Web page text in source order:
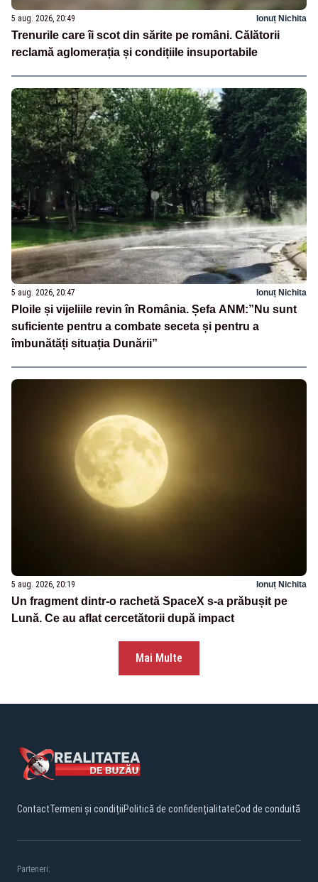
5 aug. 2026, 20:49 Ionuț Nichita
Trenurile care îi scot din sărite pe români. Călătorii
reclamă aglomerația și condițiile insuportabile
5 aug. 2026, 20:47 Ionuț Nichita
Ploile și vijeliile revin în România. Șefa ANM:”Nu sunt
suficiente pentru a combate seceta și pentru a
îmbunătăți situația Dunării”
5 aug. 2026, 20:19 Ionuț Nichita
Un fragment dintr-o rachetă SpaceX s-a prăbușit pe
Lună. Ce au aflat cercetătorii după impact
Mai Multe
ContactTermeni și condițiiPolitică de confidențialitateCod de conduită
Parteneri: